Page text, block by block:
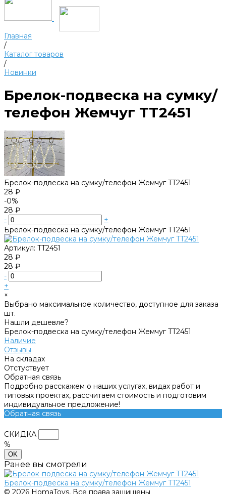
Главная
/
Каталог товаров
/
Новинки
Брелок-подвеска на сумку/
телефон Жемчуг TT2451
Брелок-подвеска на сумку/телефон Жемчуг TT2451
28 ₽
-0%
28 ₽
-
+
Брелок-подвеска на сумку/телефон Жемчуг TT2451
Артикул: TT2451
28 ₽
28 ₽
-
+
×
Выбрано максимальное количество, доступное для заказа
шт.
Нашли дешевле?
Брелок-подвеска на сумку/телефон Жемчуг TT2451
Наличие
Отзывы
На складах
Отстуствует
Обратная связь
Подробно расскажем о наших услугах, видах работ и
типовых проектах, рассчитаем стоимость и подготовим
индивидуальное предложение!
Обратная связь
СКИДКА
%
OK
Ранее вы смотрели
Брелок-подвеска на сумку/телефон Жемчуг TT2451
© 2026 HomaToys, Все права защищены